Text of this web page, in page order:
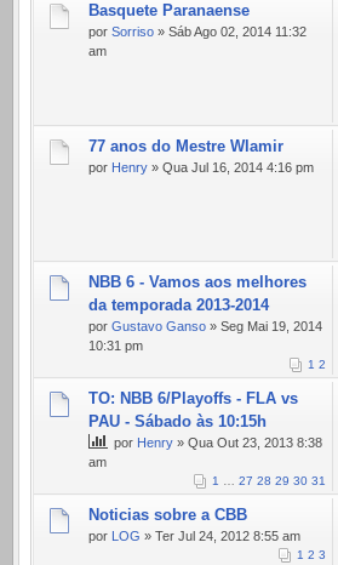
Basquete Paranaense
por Sorriso » Sáb Ago 02, 2014 11:32
am
77 anos do Mestre Wlamir
por Henry » Qua Jul 16, 2014 4:16 pm
NBB 6 - Vamos aos melhores
da temporada 2013-2014
por Gustavo Ganso » Seg Mai 19, 2014
10:31 pm
1 2
TO: NBB 6/Playoffs - FLA vs
PAU - Sábado às 10:15h
por Henry » Qua Out 23, 2013 8:38
am
1 … 27 28 29 30 31
Noticias sobre a CBB
por LOG » Ter Jul 24, 2012 8:55 am
1 2 3